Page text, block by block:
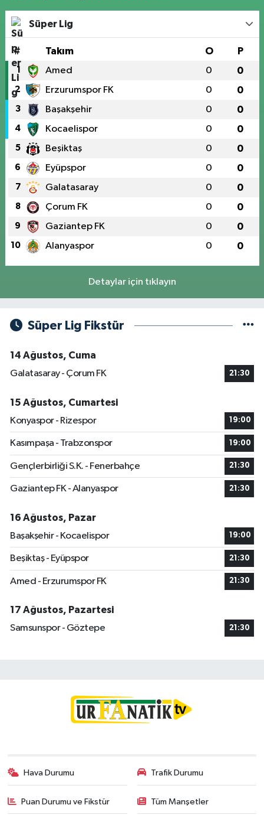
Süper Lig
# Takım O P
1 Amed 0 0
2 Erzurumspor FK 0 0
3 Başakşehir 0 0
4 Kocaelispor 0 0
5 Beşiktaş 0 0
6 Eyüpspor 0 0
7 Galatasaray 0 0
8 Çorum FK 0 0
9 Gaziantep FK 0 0
10 Alanyaspor 0 0
Detaylar için tıklayın
Süper Lig Fikstür
14 Ağustos, Cuma
Galatasaray - Çorum FK
21:30
15 Ağustos, Cumartesi
Konyaspor - Rizespor
19:00
Kasımpaşa - Trabzonspor 19:00
Gençlerbirliği S.K. - Fenerbahçe 21:30
Gaziantep FK - Alanyaspor 21:30
16 Ağustos, Pazar
Başakşehir - Kocaelispor
19:00
Beşiktaş - Eyüpspor 21:30
Amed - Erzurumspor FK 21:30
17 Ağustos, Pazartesi
Samsunspor - Göztepe
21:30
Hava Durumu Trafik Durumu
Puan Durumu ve Fikstür Tüm Manşetler